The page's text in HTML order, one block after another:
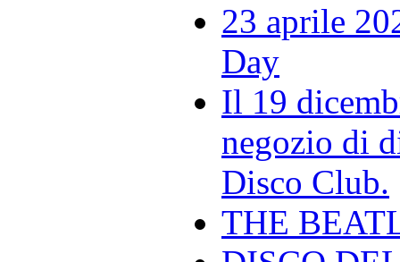
23 aprile
Day
Il 19
negozio di
Disco Club.
THE